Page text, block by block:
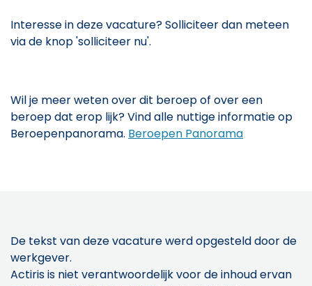
Interesse in deze vacature? Solliciteer dan meteen
via de knop 'solliciteer nu'.
Wil je meer weten over dit beroep of over een
beroep dat erop lijk? Vind alle nuttige informatie op
Beroepenpanorama. Beroepen Panorama
De tekst van deze vacature werd opgesteld door de
werkgever.
Actiris is niet verantwoordelijk voor de inhoud ervan